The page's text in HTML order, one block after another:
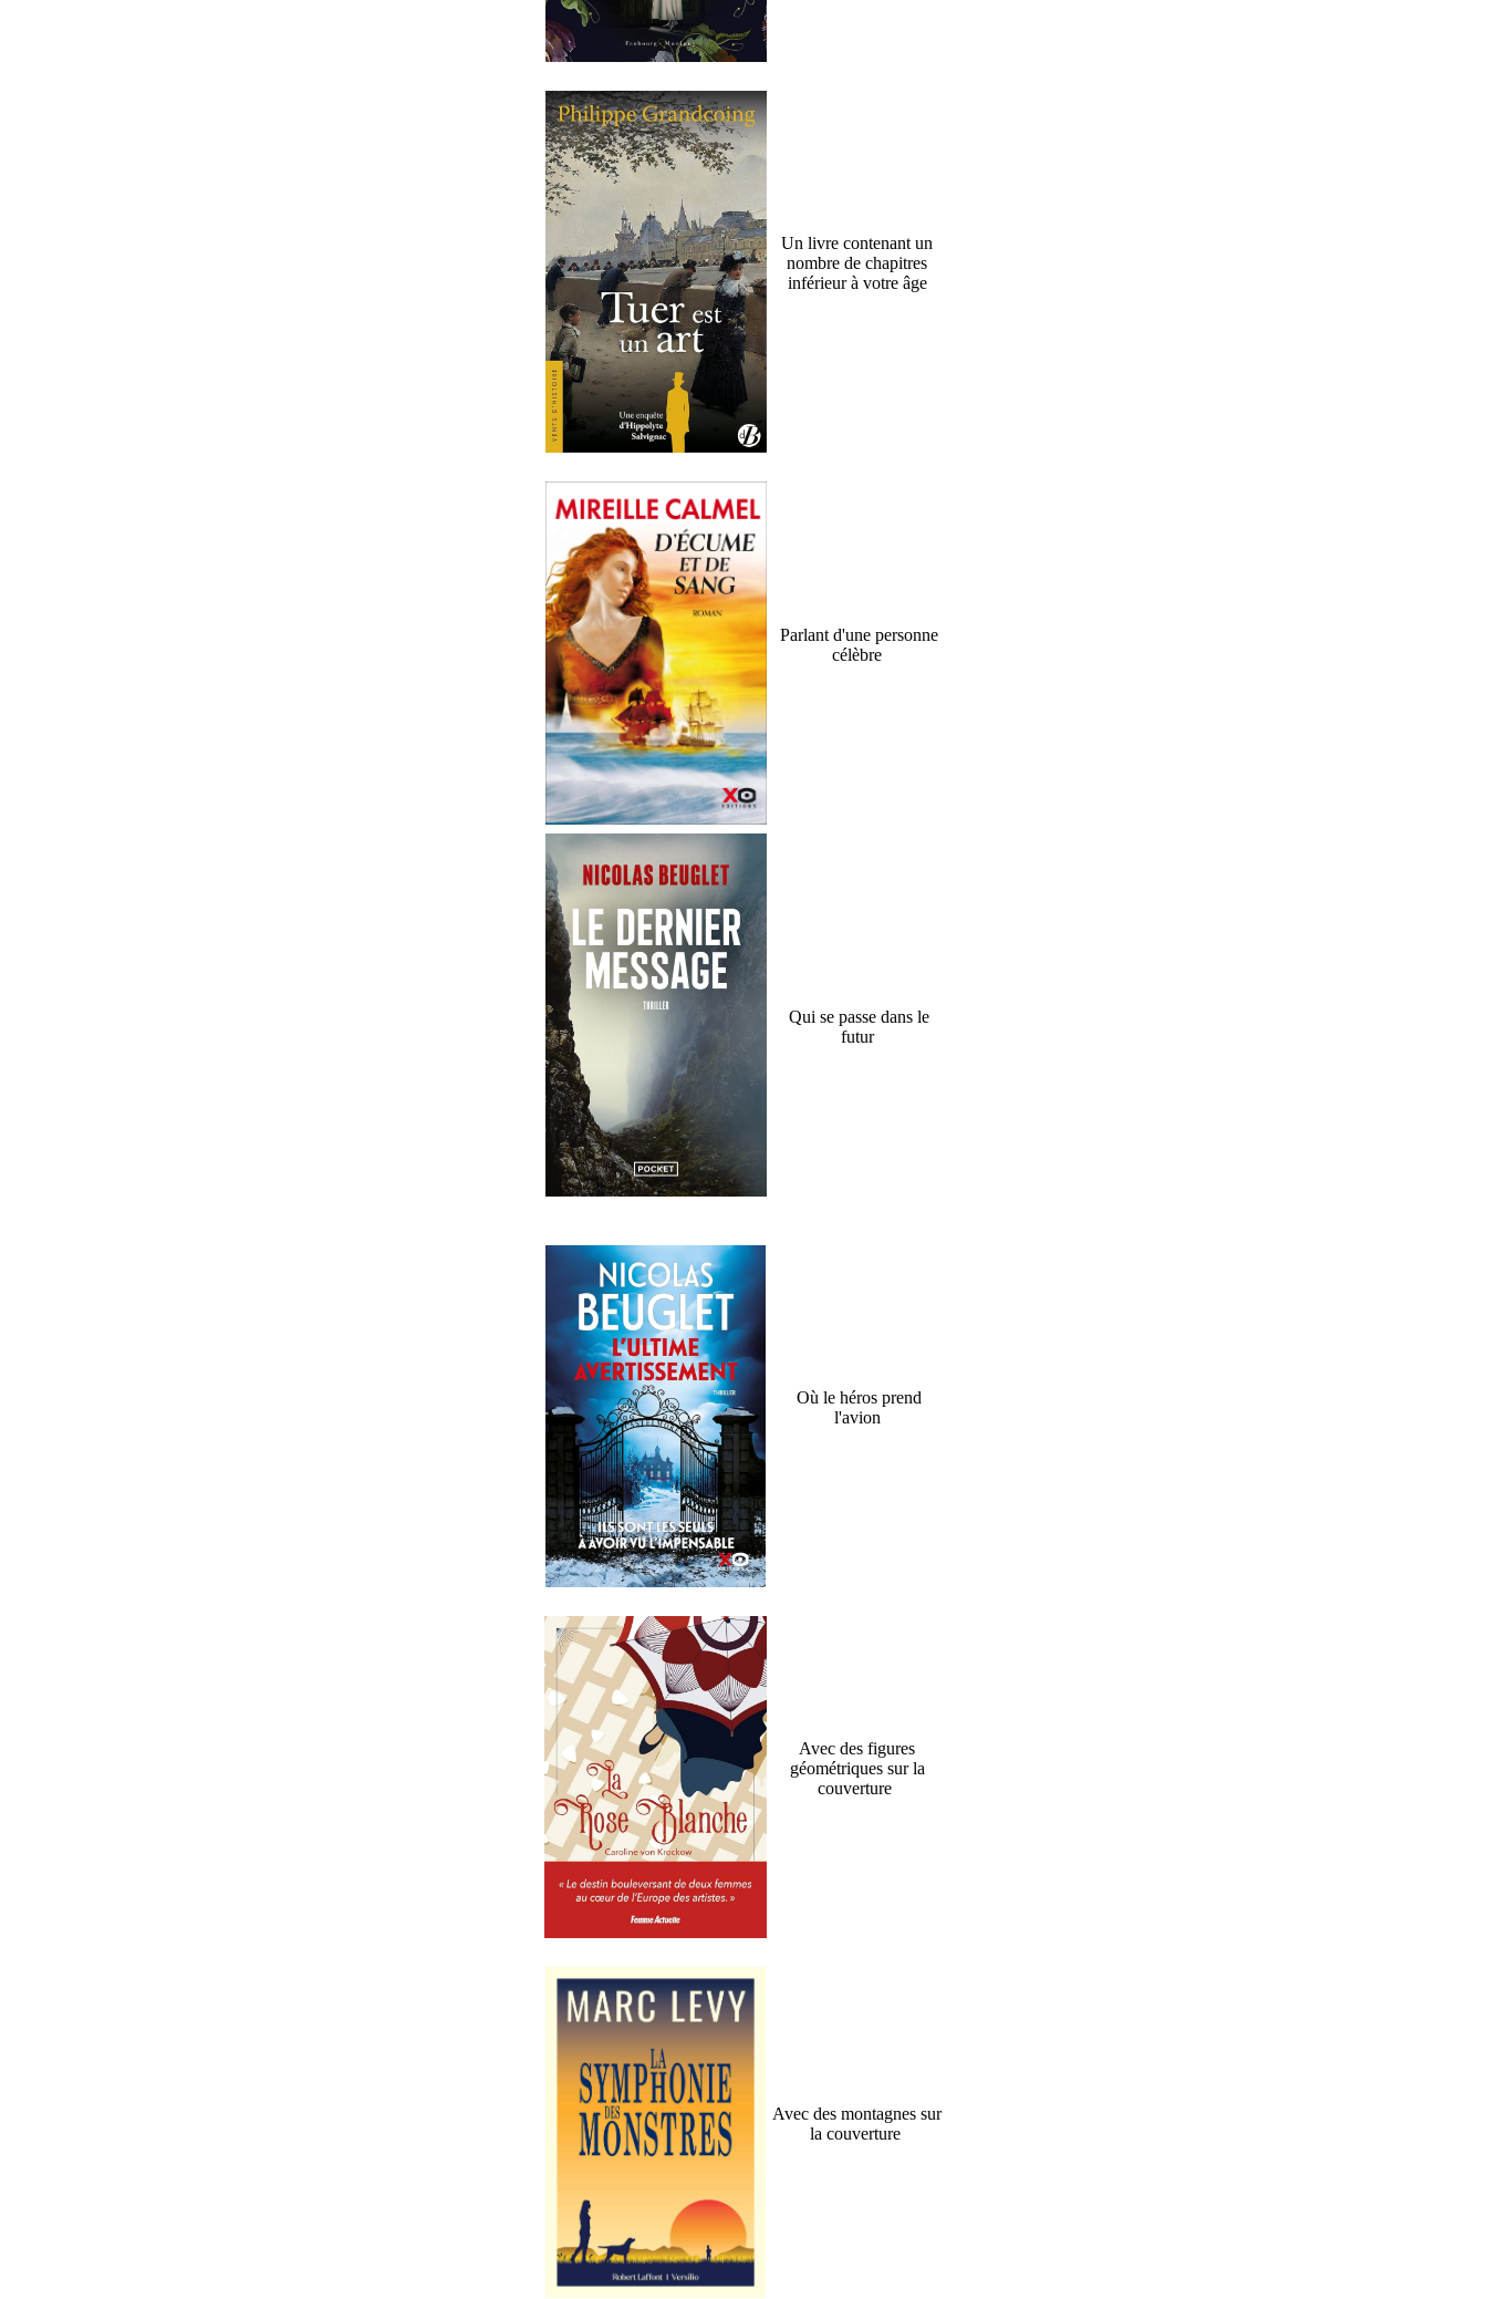
Un livre contenant un
nombre de chapitres
inférieur à votre âge
Parlant d'une personne
célèbre
Qui se passe dans le
futur
Où le héros prend
l'avion
Avec des figures
géométriques sur la
couverture
Avec des montagnes sur
la couverture